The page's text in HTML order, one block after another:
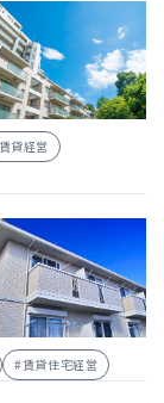
貸経営
#賃貸住宅経営